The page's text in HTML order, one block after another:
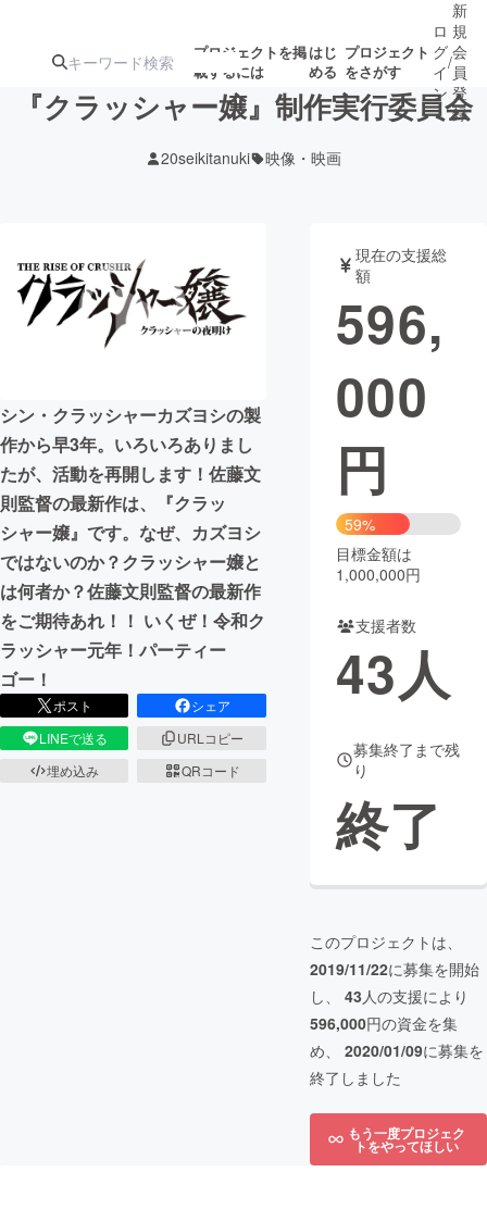
プロジェクトを掲
載するには
はじ
める
プロジェクト
をさがす
アート・写真
テクノロジー・ガジェット ゲーム・サ
映像・映画 書籍・雑誌
ビジネス・起業
まちづくり・地域活性化
CAMPFIRE for Social Good
CAMPFIREふるさと納税machi-ya コミュニティ
ロ
グ
イ
ン
/
新
規
会
員
登
録
『クラッシャー嬢』制作実行委員会
20seikitanuki 映像・映画
シン・クラッシャーカズヨシの製
作から早3年。いろいろありまし
たが、活動を再開します！佐藤文
則監督の最新作は、『クラッ
シャー嬢』です。なぜ、カズヨシ
ではないのか？クラッシャー嬢と
は何者か？佐藤文則監督の最新作
をご期待あれ！！ いくぜ！令和ク
ラッシャー元年！パーティー
ゴー！
ポスト
シェア
LINEで送る
URLコピー
埋め込み
QRコード
現在の支援総
額
596,
000
円
59%
目標金額は
1,000,000円
支援者数
43人
募集終了まで残
り
終了
このプロジェクトは、
2019/11/22に募集を開始
し、 43人の支援により
596,000円の資金を集
め、 2020/01/09に募集を
終了しました
もう一度プロジェク
トをやってほしい